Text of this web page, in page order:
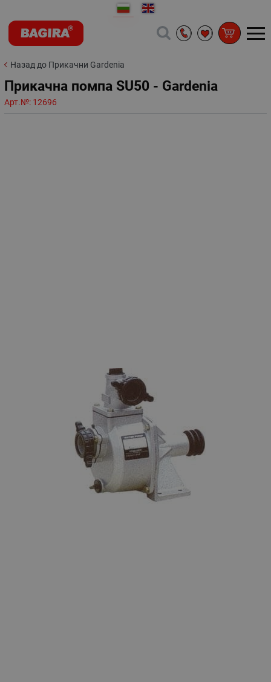
Назад до Прикачни Gardenia
Прикачна помпа SU50 - Gardenia
Арт.№: 12696